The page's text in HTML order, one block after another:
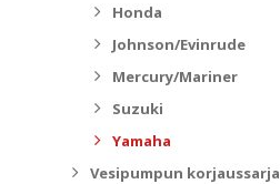
Honda
Johnson/Evinrude
Mercury/Mariner
Suzuki
Yamaha
Vesipumpun korjaussarja